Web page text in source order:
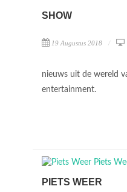
SHOW
19 Augustus 2018
nieuws uit de wereld
entertainment.
PIETS WEER